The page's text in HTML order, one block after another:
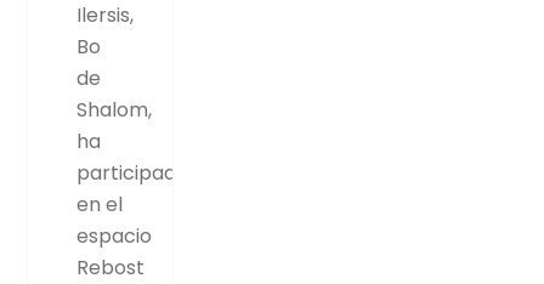
Ilersis,
Bo
de
Shalom,
ha
participado
en el
espacio
Rebost